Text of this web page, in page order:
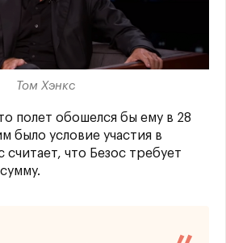
Том Хэнкс
полет обошелся бы ему в 28
было условие участия в
что Безос требует